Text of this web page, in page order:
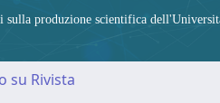
sulla produzione scientifica
su Rivista